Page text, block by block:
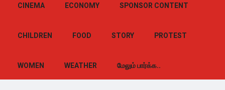
CINEMA ECONOMY SPONSOR CONTENT
CHILDREN FOOD STORY PROTEST
WOMEN WEATHER மேலும் பார்க்க..